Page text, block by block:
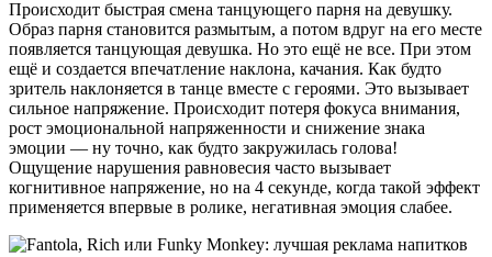
Происходит быстрая смена танцующего парня на девушку.
Образ парня становится размытым, а потом вдруг на его месте
появляется танцующая девушка. Но это ещё не все. При этом
ещё и создается впечатление наклона, качания. Как будто
зритель наклоняется в танце вместе с героями. Это вызывает
сильное напряжение. Происходит потеря фокуса внимания,
рост эмоциональной напряженности и снижение знака
эмоции — ну точно, как будто закружилась голова!
Ощущение нарушения равновесия часто вызывает
когнитивное напряжение, но на 4 секунде, когда такой эффект
применяется впервые в ролике, негативная эмоция слабее.